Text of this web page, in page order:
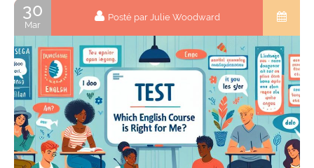
30
Mar
Posté par Julie Woodward